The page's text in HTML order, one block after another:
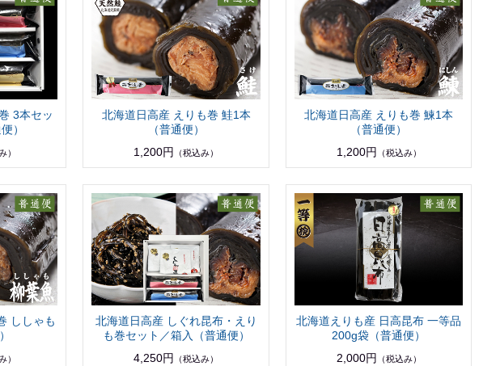
3本セッ
）
）
北海道日高産 えりも巻 鮭1本
（普通便）
1,200円
（税込み）
北海道日高産 えりも巻 鰊1本
（普通便）
1,200円
（税込み）
ししゃも
）
北海道日高産 しぐれ昆布・えり
も巻セット／箱入（普通便）
4,250円
（税込み）
北海道えりも産 日高昆布 一等品
200g袋（普通便）
2,000円
（税込み）